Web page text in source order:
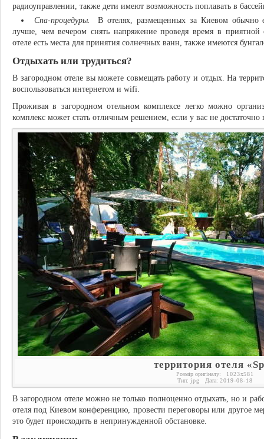
радиоуправлении, также дети имеют возможность поплавать в
Спа-процедуры.
В отелях, размещенных за Киевом обычно
лучше, чем вечером снять напряжение проведя время в
отеле есть места для принятия солнечных ванн, также имеются
Отдыхать или трудиться?
В загородном отеле вы можете совмещать работу и отдых. На
воспользоваться интернетом и wifi.
Проживая в загородном отельном комплексе легко можно
комплекс может стать отличным решением, если у вас не
территория отеля
Розмір оригіналу: 1023x581
Тип: jpg Дата: 2019-08-18
В загородном отеле можно не только полноценно отдыхать, но и
отеля под Киевом конференцию, провести переговоры или другое
это будет происходить в непринужденной обстановке.